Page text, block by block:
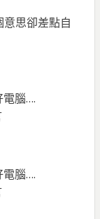
思卻差點自
電腦….
電腦….